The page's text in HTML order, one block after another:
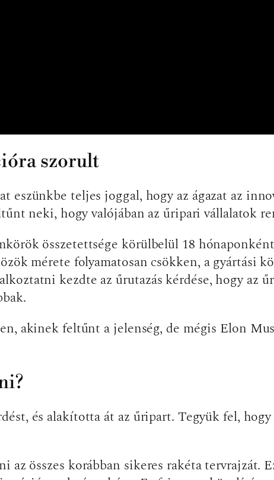
szorult
eszünkbe teljes joggal, hogy az ágazat az
neki, hogy valójában az űripari vállalatok
összetettsége körülbelül 18
mérete folyamatosan csökken, a gyártási
kezdte az űrutazás kérdése, hogy az
akinek feltűnt a jelenség, de mégis Elon
és alakította át az űripart. Tegyük fel,
az összes korábban sikeres rakéta tervrajzát.